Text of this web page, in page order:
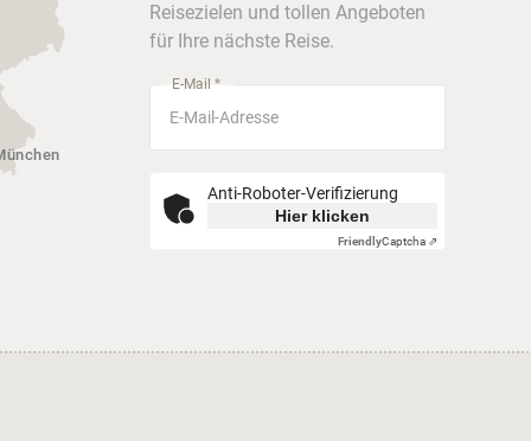
Reisezielen und tollen Angeboten
für Ihre nächste Reise.
E-Mail *
Anti-Roboter-Verifizierung
Hier klicken
FriendlyCaptcha ⇗